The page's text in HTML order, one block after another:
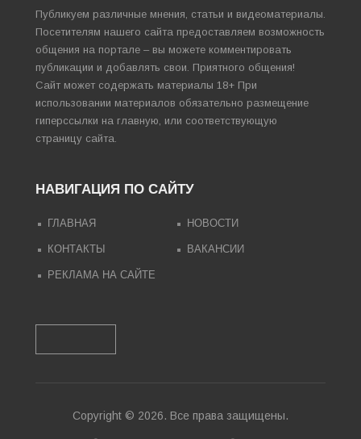
Публикуем различные мнения, статьи и видеоматериалы.
Посетителям нашего сайта предоставляем возможность
общения на портале – вы можете комментировать
публикации и добавлять свои. Приятного общения!
Сайт может содержать материалы 18+ При
использовании материалов обязательно размещение
гиперссылки на главную, или соответствующую
страницу сайта.
НАВИГАЦИЯ ПО САЙТУ
ГЛАВНАЯ НОВОСТИ
КОНТАКТЫ ВАКАНСИИ
РЕКЛАМА НА САЙТЕ
Copyright © 2026. Все права защищены.